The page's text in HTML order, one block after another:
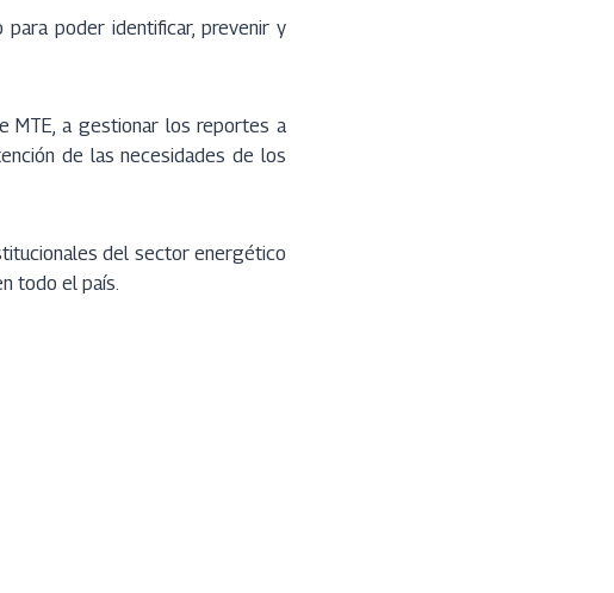
poder identificar, prevenir y
MTE, a gestionar los reportes a
de las necesidades de los
del sector energético
todo el país.